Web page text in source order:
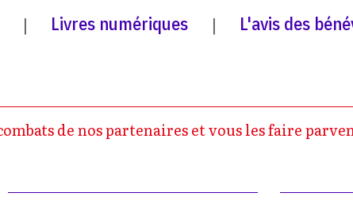
| Livres numériques | L'avis des
de nos partenaires et vous les faire